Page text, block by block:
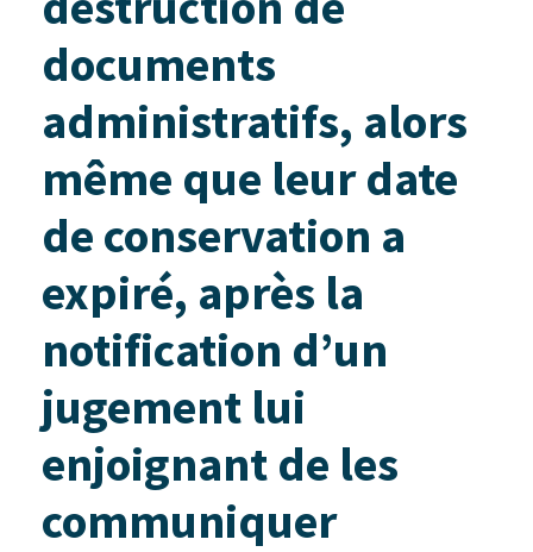
documents
administratifs, alors
même que leur date
de conservation a
expiré, après la
notification d’un
jugement lui
enjoignant de les
communiquer